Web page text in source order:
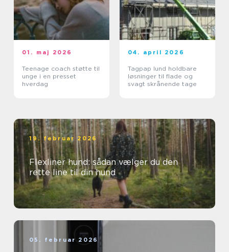
01. maj 2026
Teenage coach støtte til
unge i en presset
hverdag
04. april 2026
Tagpap lund holdbare
løsninger til flade og
svagt skrånende tage
19. februar 2026
Flexliner hund: sådan vælger du den
rette line til din hund
05. februar 2026